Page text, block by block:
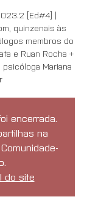
[Ed#4] |
quinzenais às
membros do
e Ruan Rocha +
Mariana
encerrada.
na
do site